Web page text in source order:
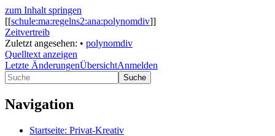
zum Inhalt springen
[[schule:ma:regelns2:ana:polynomdiv]]
Zeitvertreib
Zuletzt angesehen: • polynomdiv
Quelltext anzeigen
Letzte ÄnderungenÜbersichtAnmelden
Suche
Navigation
Startseite: Privat-Kreativ